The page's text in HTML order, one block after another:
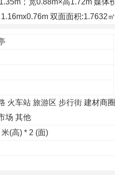
；宽0.88m×高1.72m 媒
双面面积:1.7632
火车站 旅游区 步行街 建材商圈
场 其他
米(高) * 2 (面)